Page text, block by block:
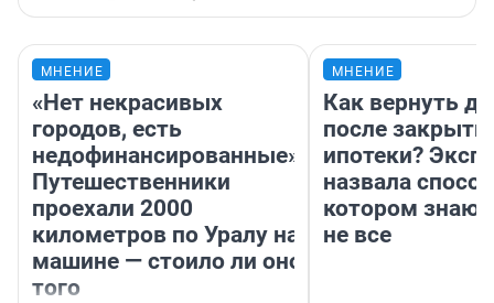
МНЕНИЕ
«Нет некрасивых
городов, есть
недофинансированные».
Путешественники
проехали 2000
километров по Уралу на
машине — стоило ли оно
того
МНЕНИЕ
Как вернуть
после
ипотеки?
назвала
котором
не все